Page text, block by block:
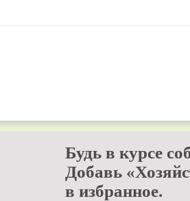
Будь в курсе
Добавь
в избранное.